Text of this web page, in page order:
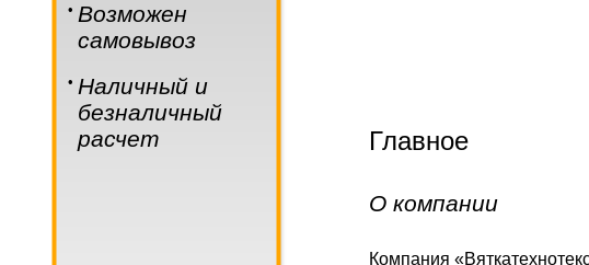
Главное
О компании
Компания
ПРОИЗВОДИТСЯ КАК СО СКЛАДА В
• Возможен
самовывоз
• Наличный и
безналичный
расчет